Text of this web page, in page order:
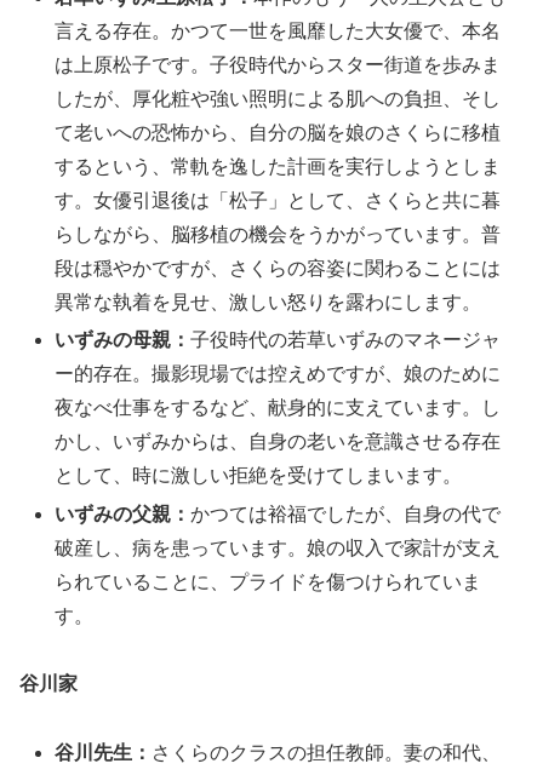
言える存在。かつて一世を風靡した大女優で、本名
は上原松子です。子役時代からスター街道を歩みま
したが、厚化粧や強い照明による肌への負担、そし
て老いへの恐怖から、自分の脳を娘のさくらに移植
するという、常軌を逸した計画を実行しようとしま
す。女優引退後は「松子」として、さくらと共に暮
らしながら、脳移植の機会をうかがっています。普
段は穏やかですが、さくらの容姿に関わることには
異常な執着を見せ、激しい怒りを露わにします。
いずみの母親：子役時代の若草いずみのマネージャ
ー的存在。撮影現場では控えめですが、娘のために
夜なべ仕事をするなど、献身的に支えています。し
かし、いずみからは、自身の老いを意識させる存在
として、時に激しい拒絶を受けてしまいます。
いずみの父親：かつては裕福でしたが、自身の代で
破産し、病を患っています。娘の収入で家計が支え
られていることに、プライドを傷つけられていま
す。
谷川家
谷川先生： さくらのクラスの担任教師。妻の和代、